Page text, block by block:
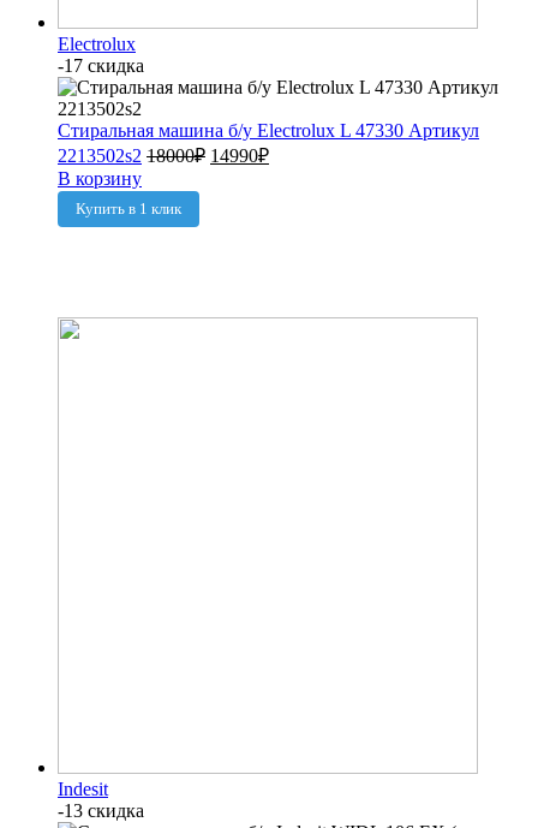
Electrolux
-17 скидка
Стиральная машина б/у Electrolux L 47330 Артикул
2213502s2 18000₽ 14990₽
В корзину
Купить в 1 клик
Indesit
-13 скидка